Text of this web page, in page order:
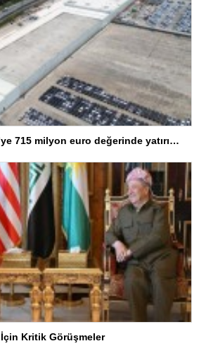
Hyundai’den Türkiye’ye 715 milyon euro değerinde yatırım hamlesi
Kritik Görüşmeler